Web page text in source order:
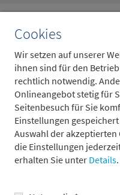
Cookies
Wir setzen auf unserer
ihnen sind für den
rechtlich notwendig.
Onlineangebot stetig für
Seitenbesuch für Sie
Einstellungen
Auswahl der
die Einstellungen
erhalten Sie unter Details.
Ansprechpartner